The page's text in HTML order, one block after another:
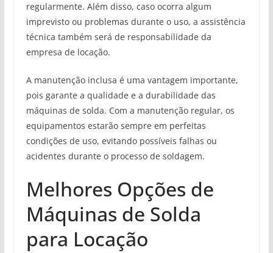
regularmente. Além disso, caso ocorra algum
imprevisto ou problemas durante o uso, a assistência
técnica também será de responsabilidade da
empresa de locação.
A manutenção inclusa é uma vantagem importante,
pois garante a qualidade e a durabilidade das
máquinas de solda. Com a manutenção regular, os
equipamentos estarão sempre em perfeitas
condições de uso, evitando possíveis falhas ou
acidentes durante o processo de soldagem.
Melhores Opções de
Máquinas de Solda
para Locação